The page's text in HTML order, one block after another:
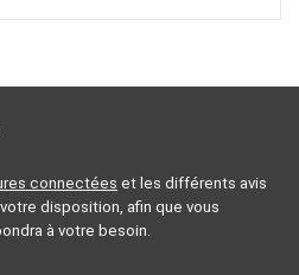
connectées et les différents avis
disposition, afin que vous
à votre besoin.